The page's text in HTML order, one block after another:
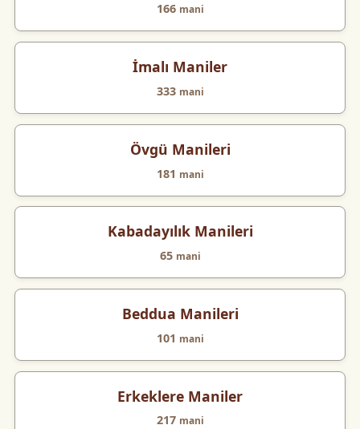
166 mani
İmalı Maniler
333 mani
Övgü Manileri
181 mani
Kabadayılık Manileri
65 mani
Beddua Manileri
101 mani
Erkeklere Maniler
217 mani